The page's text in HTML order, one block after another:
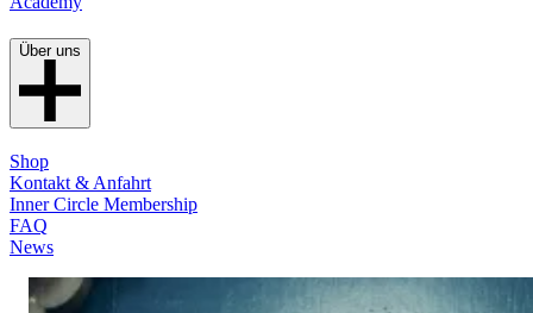
Über uns
Shop
Kontakt & Anfahrt
Inner Circle Membership
FAQ
News